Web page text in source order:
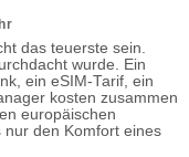
das teuerste sein.
wurde. Ein
ein eSIM-Tarif, ein
kosten zusammen
europäischen
nur den Komfort eines